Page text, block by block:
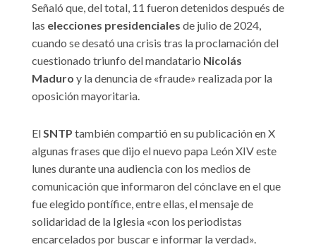
Señaló que, del total, 11 fueron detenidos después de
las elecciones presidenciales de julio de 2024,
cuando se desató una crisis tras la proclamación del
cuestionado triunfo del mandatario Nicolás
Maduro y la denuncia de «fraude» realizada por la
oposición mayoritaria.
ElSNTP también compartió en su publicación en X
algunas frases que dijo el nuevo papa León XIV este
lunes durante una audiencia con los medios de
comunicación que informaron del cónclave en el que
fue elegido pontífice, entre ellas, el mensaje de
solidaridad de la Iglesia «con los periodistas
encarcelados por buscar e informar la verdad».